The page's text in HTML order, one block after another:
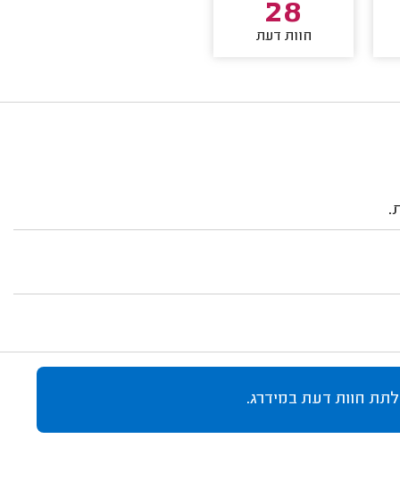
28
חוות דעת
חוות דעת במידרג.